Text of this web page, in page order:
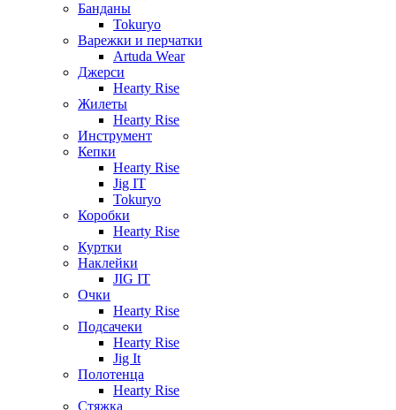
Банданы
Tokuryo
Варежки и перчатки
Artuda Wear
Джерси
Hearty Rise
Жилеты
Hearty Rise
Инструмент
Кепки
Hearty Rise
Jig IT
Tokuryo
Коробки
Hearty Rise
Куртки
Наклейки
JIG IT
Очки
Hearty Rise
Подсачеки
Hearty Rise
Jig It
Полотенца
Hearty Rise
Стяжка